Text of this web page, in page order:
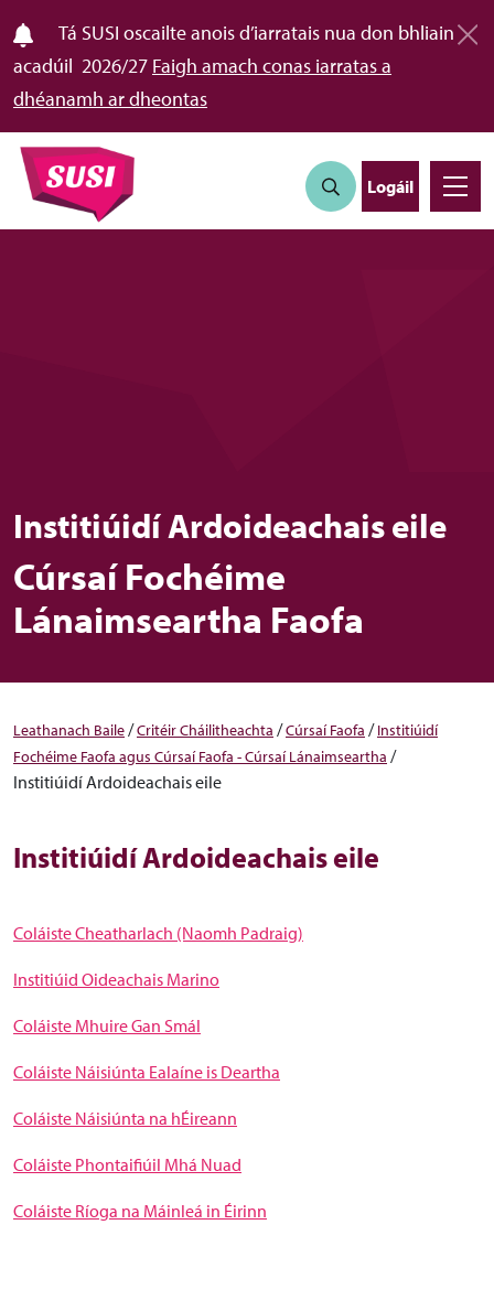
Tá SUSI oscailte anois d’iarratais nua don bhliain
acadúil 2026/27 Faigh amach conas iarratas a
dhéanamh ar dheontas
Logáil
Institiúidí Ardoideachais eile
Cúrsaí Fochéime
Lánaimseartha Faofa
Leathanach Baile/Critéir Cháilitheachta /Cúrsaí Faofa /Institiúidí
Fochéime Faofa agus Cúrsaí Faofa - Cúrsaí Lánaimseartha /
Institiúidí Ardoideachais eile
Institiúidí Ardoideachais eile
Coláiste Cheatharlach (Naomh Padraig)
Institiúid Oideachais Marino
Coláiste Mhuire Gan Smál
Coláiste Náisiúnta Ealaíne is Deartha
Coláiste Náisiúnta na hÉireann
Coláiste Phontaifiúil Mhá Nuad
Coláiste Ríoga na Máinleá in Éirinn